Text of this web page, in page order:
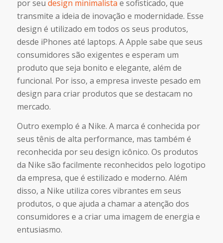
por seu design minimalista e sofisticado, que
transmite a ideia de inovação e modernidade. Esse
design é utilizado em todos os seus produtos,
desde iPhones até laptops. A Apple sabe que seus
consumidores são exigentes e esperam um
produto que seja bonito e elegante, além de
funcional. Por isso, a empresa investe pesado em
design para criar produtos que se destacam no
mercado.
Outro exemplo é a Nike. A marca é conhecida por
seus tênis de alta performance, mas também é
reconhecida por seu design icônico. Os produtos
da Nike são facilmente reconhecidos pelo logotipo
da empresa, que é estilizado e moderno. Além
disso, a Nike utiliza cores vibrantes em seus
produtos, o que ajuda a chamar a atenção dos
consumidores e a criar uma imagem de energia e
entusiasmo.